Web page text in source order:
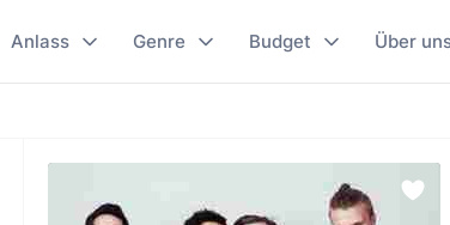
Anlass Genre Budget Über